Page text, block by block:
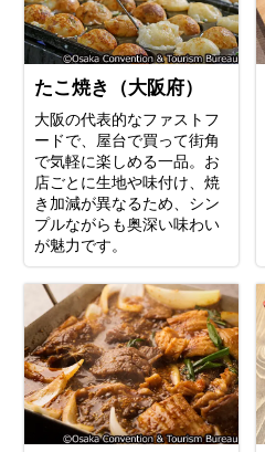
たこ焼き（大阪府）
大阪の代表的なファストフ
ードで、屋台で買って街角
で気軽に楽しめる一品。お
店ごとに生地や味付け、焼
き加減が異なるため、シン
プルながらも奥深い味わい
が魅力です。